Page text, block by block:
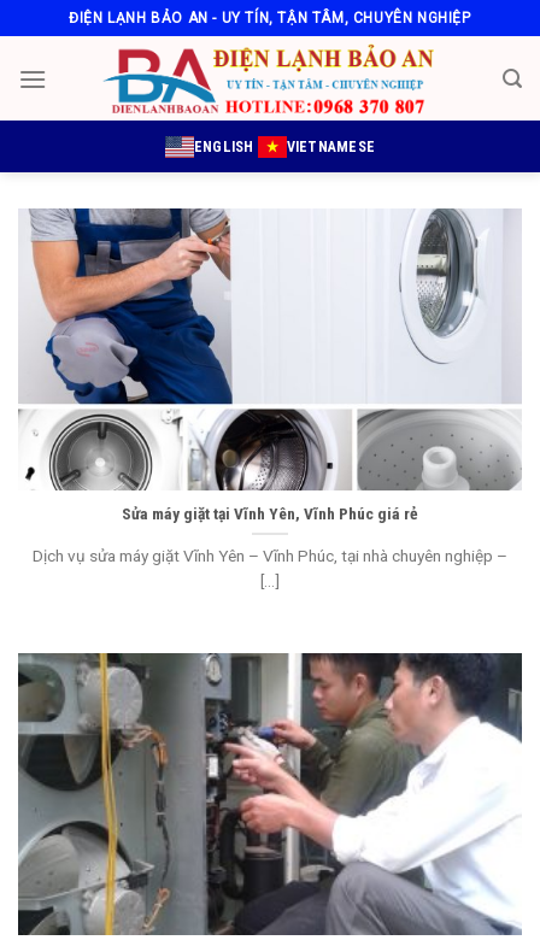
to
content
ĐIỆN LẠNH BẢO AN - UY TÍN, TẬN TÂM, CHUYÊN NGHIỆP
ENGLISH VIETNAMESE
Sửa máy giặt tại Vĩnh Yên, Vĩnh Phúc giá rẻ
Dịch vụ sửa máy giặt Vĩnh Yên – Vĩnh Phúc, tại nhà chuyên nghiệp –
[...]